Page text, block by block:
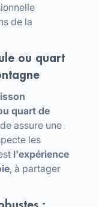
de la
ou quart
quart de
assure une
les
l'expérience
, à partager
: